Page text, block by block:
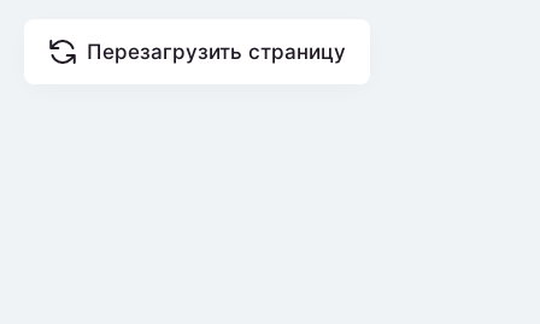
Перезагрузить страницу